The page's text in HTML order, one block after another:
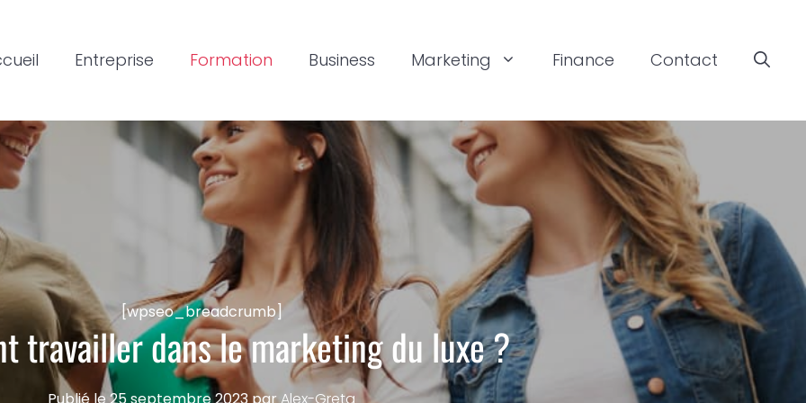
Entreprise Formation Business Marketing Finance Contact
[wpseo_breadcrumb]
travailler dans le marketing du luxe ?
Publié le 25 septembre 2023 parAlex-Greta